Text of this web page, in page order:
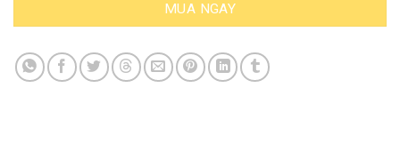
MUA NGAY